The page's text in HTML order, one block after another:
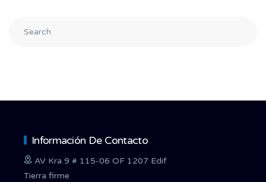
Información De Contacto
AV Kra 9 # 115-06 OF 1207 Edif
Tierra firme